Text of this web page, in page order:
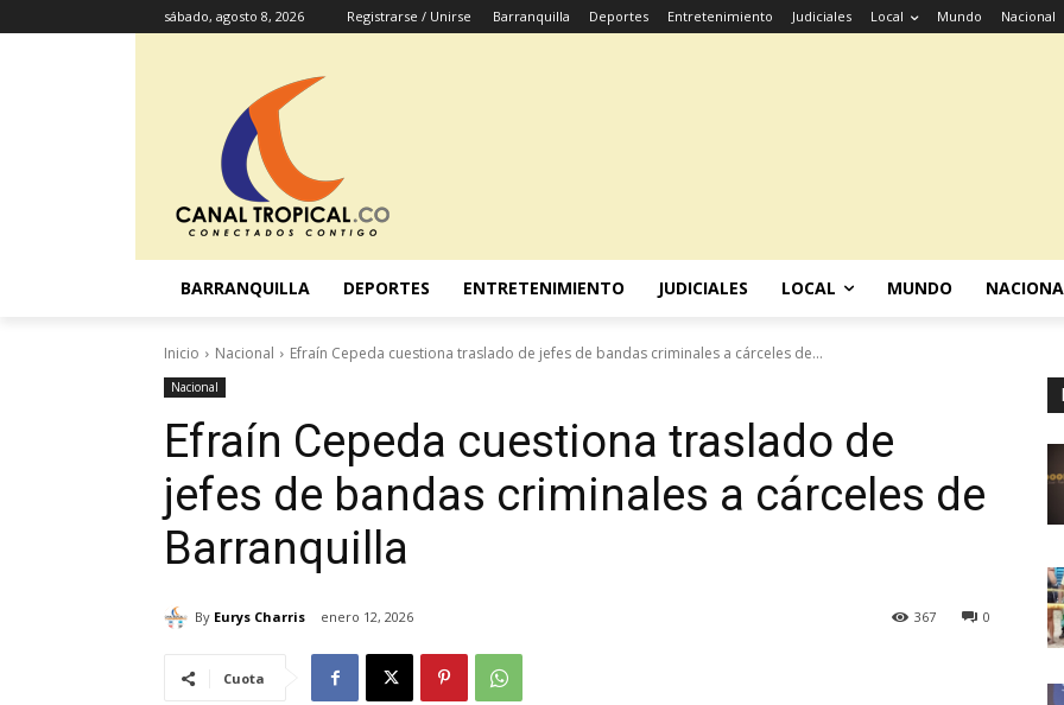
sábado, agosto 8, 2026 Registrarse / Unirse Barranquilla Deportes Entretenimiento Judiciales Local Mundo Nacional
BARRANQUILLA DEPORTES ENTRETENIMIENTO JUDICIALES LOCAL MUNDO
Inicio Nacional Efraín Cepeda cuestiona traslado de jefes de bandas criminales a cárceles de...
Nacional
Efraín Cepeda cuestiona traslado de
jefes de bandas criminales a cárceles de
Barranquilla
By Eurys Charris enero 12, 2026 0
367
Cuota